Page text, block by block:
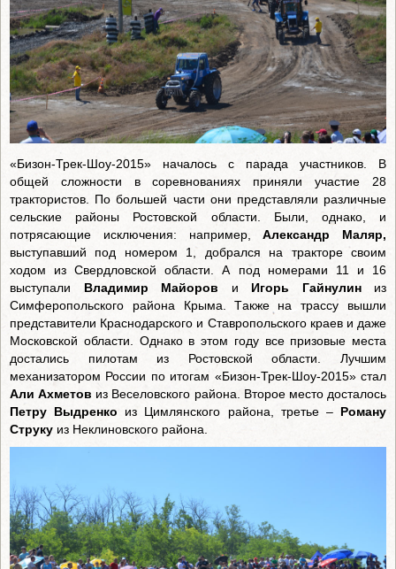
«Бизон-Трек-Шоу-2015» началось с парада участников. В
общей сложности в соревнованиях приняли участие 28
трактористов. По большей части они представляли различные
сельские районы Ростовской области. Были, однако, и
потрясающие исключения: например,Александр Маляр,
выступавший под номером 1, добрался на тракторе своим
ходом из Свердловской области. А под номерами 11 и 16
выступали Владимир Майоров и Игорь Гайнулиниз
Симферопольского района Крыма. Также на трассу вышли
представители Краснодарского и Ставропольского краев и даже
Московской области. Однако в этом году все призовые места
достались пилотам из Ростовской области. Лучшим
механизатором России по итогам «Бизон-Трек-Шоу-2015» стал
Али Ахметов из Веселовского района. Второе место досталось
Петру Выдренко из Цимлянского района, третье – Роману
Струку из Неклиновского района.